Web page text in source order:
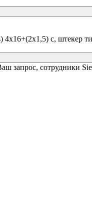
c, штекер
запрос, сотрудники